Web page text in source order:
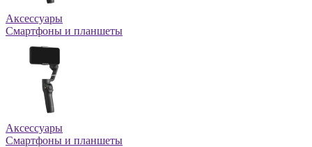
Аксессуары
Смартфоны и планшеты
Аксессуары
Смартфоны и планшеты